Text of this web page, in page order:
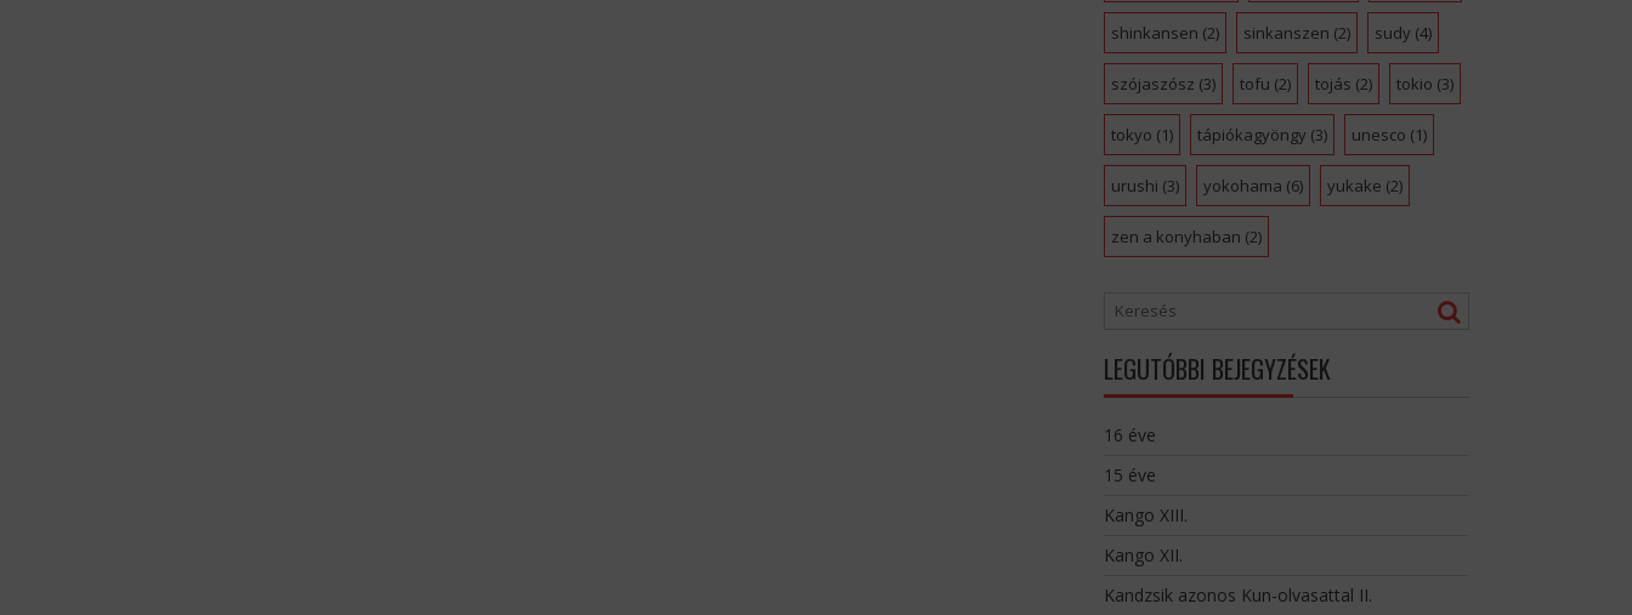
shinkansen (2) sinkanszen (2) sudy (4)
szójaszósz (3) tofu (2) tojás (2) tokio (3)
tokyo (1) tápiókagyöngy (3) unesco (1)
urushi (3) yokohama (6) yukake (2)
zen a konyhaban (2)
LEGUTÓBBI BEJEGYZÉSEK
16 éve
15 éve
Kango XIII.
Kango XII.
Kandzsik azonos Kun-olvasattal II.